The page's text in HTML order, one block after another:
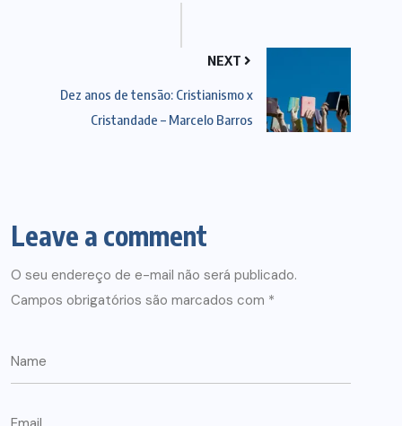
NEXT
Dez anos de tensão: Cristianismo x
Cristandade – Marcelo Barros
Leave a comment
O seu endereço de e-mail não será publicado.
Campos obrigatórios são marcados com *